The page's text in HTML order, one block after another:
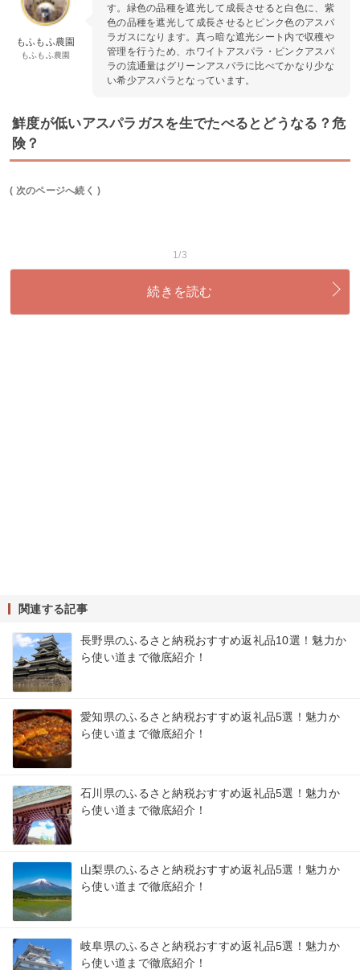
もふもふ農園
もふもふ農園
す。緑色の品種を遮光して成長させると白色に、紫
色の品種を遮光して成長させるとピンク色のアスパ
ラガスになります。真っ暗な遮光シート内で収穫や
管理を行うため、ホワイトアスパラ・ピンクアスパ
ラの流通量はグリーンアスパラに比べてかなり少な
い希少アスパラとなっています。
鮮度が低いアスパラガスを生でたべるとどうなる？危
険？
( 次のページへ続く )
1/3
続きを読む
関連する記事
長野県のふるさと納税おすすめ返礼品10選！魅力か
ら使い道まで徹底紹介！
愛知県のふるさと納税おすすめ返礼品5選！魅力か
ら使い道まで徹底紹介！
石川県のふるさと納税おすすめ返礼品5選！魅力か
ら使い道まで徹底紹介！
山梨県のふるさと納税おすすめ返礼品5選！魅力か
ら使い道まで徹底紹介！
岐阜県のふるさと納税おすすめ返礼品5選！魅力か
ら使い道まで徹底紹介！